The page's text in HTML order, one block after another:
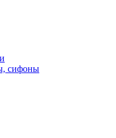
сифоны